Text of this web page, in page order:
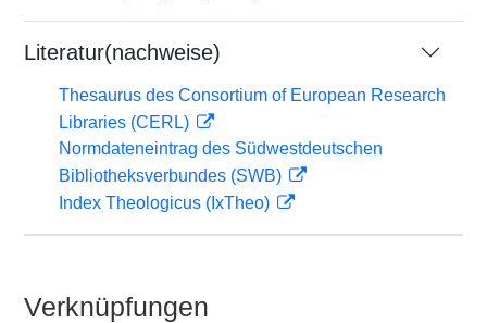
Literatur(nachweise)
Thesaurus des Consortium of European Research
Libraries (CERL)
Normdateneintrag des Südwestdeutschen
Bibliotheksverbundes (SWB)
Index Theologicus (IxTheo)
Verknüpfungen